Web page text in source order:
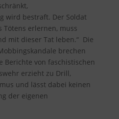
wird bestraft. Der Soldat
Tötens erlernen, muss
mit dieser Tat leben.“ Die
brechen
Berichte von faschistischen
erzieht zu Drill,
und lässt dabei keinen
der eigenen